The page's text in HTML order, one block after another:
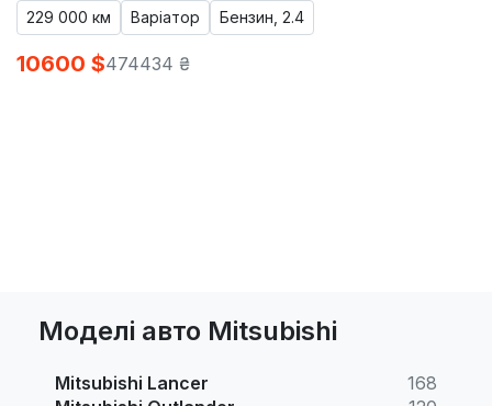
229 000 км Варіатор Бензин, 2.4
10600 $474434 ₴
Моделі авто Mitsubishi
Mitsubishi Lancer
168